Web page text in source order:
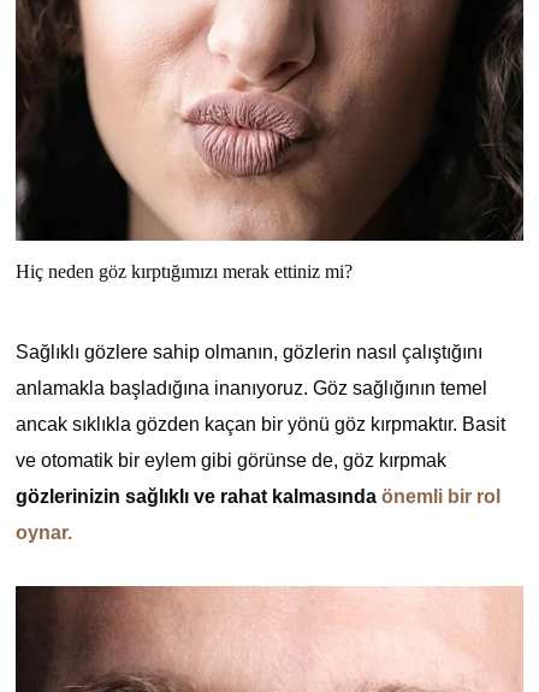
Hiç neden göz kırptığımızı merak ettiniz mi?
Sağlıklı gözlere sahip olmanın, gözlerin nasıl çalıştığını
anlamakla başladığına inanıyoruz. Göz sağlığının temel
ancak sıklıkla gözden kaçan bir yönü göz kırpmaktır. Basit
ve otomatik bir eylem gibi görünse de, göz kırpmak
gözlerinizin sağlıklı ve rahat kalmasında önemli bir rol
oynar.